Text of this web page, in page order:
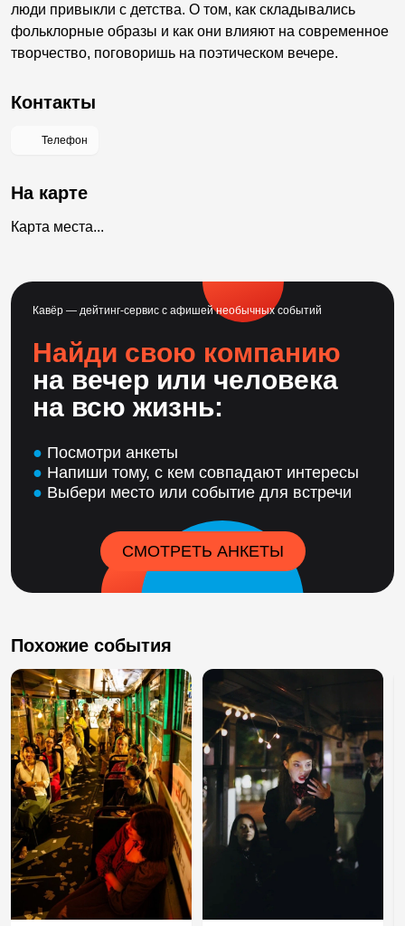
люди привыкли с детства. О том, как складывались
фольклорные образы и как они влияют на современное
творчество, поговоришь на поэтическом вечере.
Контакты
Телефон
На карте
Карта места...
Кавёр — дейтинг-сервис с афишей необычных событий
Найди свою компанию
на вечер или человека
на всю жизнь:
● Посмотри анкеты
● Напиши тому, с кем совпадают интересы
● Выбери место или событие для встречи
СМОТРЕТЬ АНКЕТЫ
Похожие события